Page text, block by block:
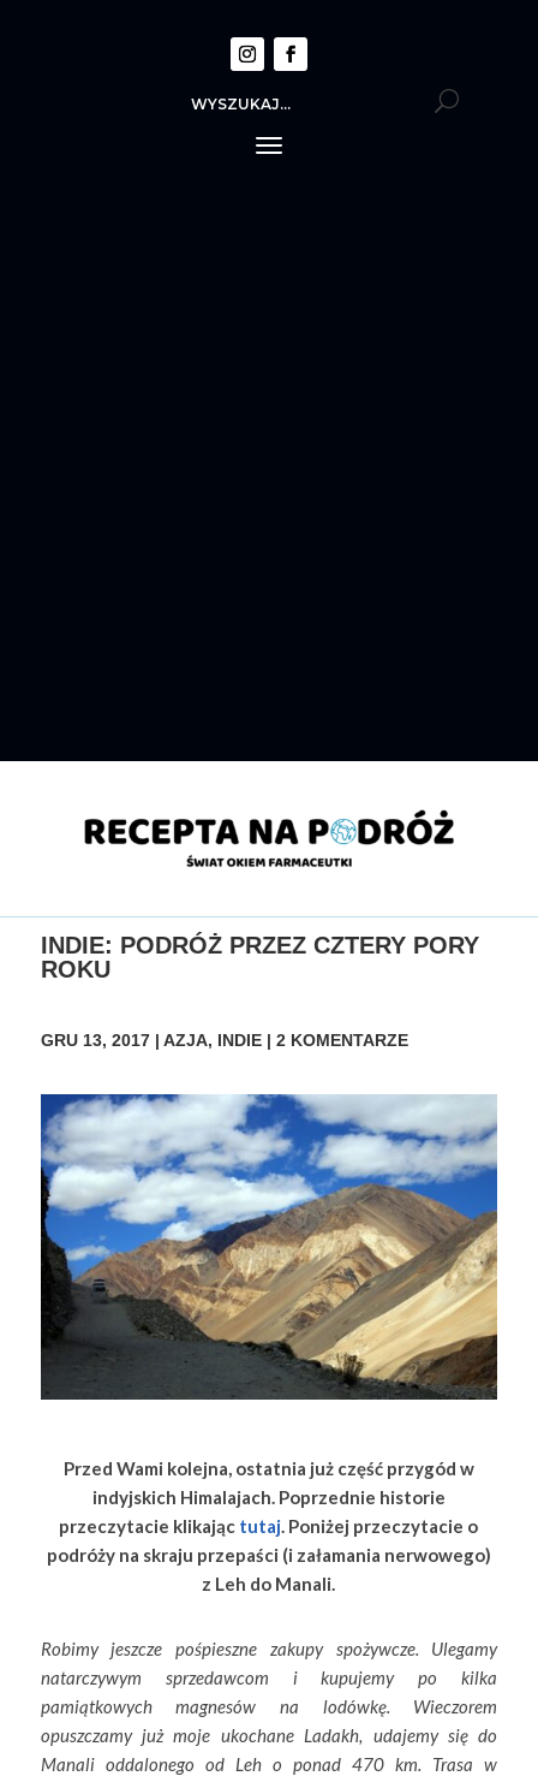
INDIE: PODRÓŻ PRZEZ CZTERY PORY
ROKU
GRU 13, 2017| AZJA, INDIE| 2 KOMENTARZE
Przed Wami kolejna, ostatnia już część przygód w
indyjskich Himalajach. Poprzednie historie
przeczytacie klikając tutaj. Poniżej przeczytacie o
podróży na skraju przepaści (i załamania nerwowego)
z Leh do Manali.
Robimy jeszcze pośpieszne zakupy spożywcze. Ulegamy
natarczywym sprzedawcom i kupujemy po kilka
pamiątkowych magnesów na lodówkę. Wieczorem
opuszczamy już moje ukochane Ladakh, udajemy się do
Manali oddalonego od Leh o ponad 470 km. Trasa w